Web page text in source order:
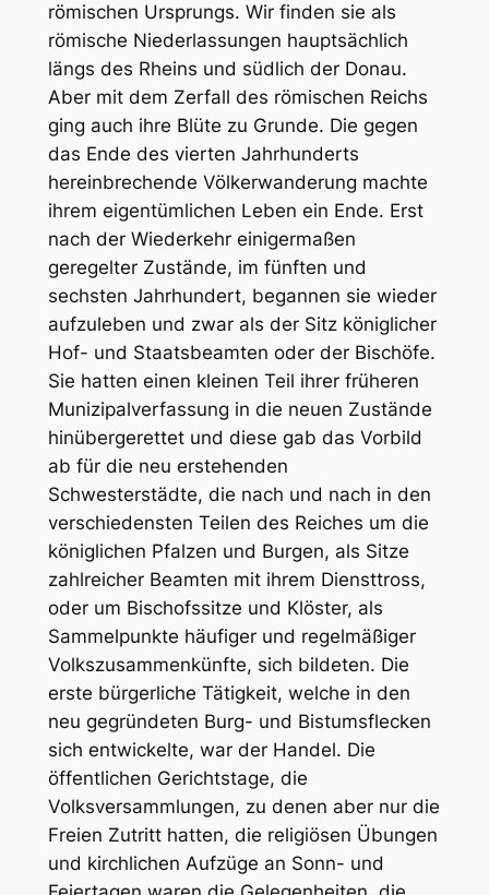
römischen Ursprungs. Wir finden sie als
römische Niederlassungen hauptsächlich
längs des Rheins und südlich der Donau.
Aber mit dem Zerfall des römischen Reichs
ging auch ihre Blüte zu Grunde. Die gegen
das Ende des vierten Jahrhunderts
hereinbrechende Völkerwanderung machte
ihrem eigentümlichen Leben ein Ende. Erst
nach der Wiederkehr einigermaßen
geregelter Zustände, im fünften und
sechsten Jahrhundert, begannen sie wieder
aufzuleben und zwar als der Sitz königlicher
Hof- und Staatsbeamten oder der Bischöfe.
Sie hatten einen kleinen Teil ihrer früheren
Munizipalverfassung in die neuen Zustände
hinübergerettet und diese gab das Vorbild
ab für die neu erstehenden
Schwesterstädte, die nach und nach in den
verschiedensten Teilen des Reiches um die
königlichen Pfalzen und Burgen, als Sitze
zahlreicher Beamten mit ihrem Diensttross,
oder um Bischofssitze und Klöster, als
Sammelpunkte häufiger und regelmäßiger
Volkszusammenkünfte, sich bildeten. Die
erste bürgerliche Tätigkeit, welche in den
neu gegründeten Burg- und Bistumsflecken
sich entwickelte, war der Handel. Die
öffentlichen Gerichtstage, die
Volksversammlungen, zu denen aber nur die
Freien Zutritt hatten, die religiösen Übungen
und kirchlichen Aufzüge an Sonn- und